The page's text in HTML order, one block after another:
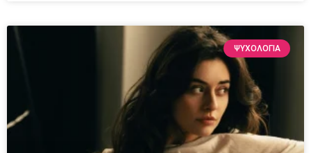
ΨΥΧΟΛΟΓΙΑ